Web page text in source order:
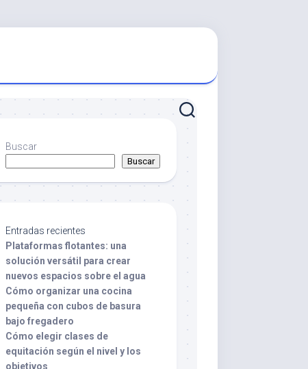
Buscar
Buscar
Entradas recientes
Plataformas flotantes: una
solución versátil para crear
nuevos espacios sobre el agua
Cómo organizar una cocina
pequeña con cubos de basura
bajo fregadero
Cómo elegir clases de
equitación según el nivel y los
objetivos